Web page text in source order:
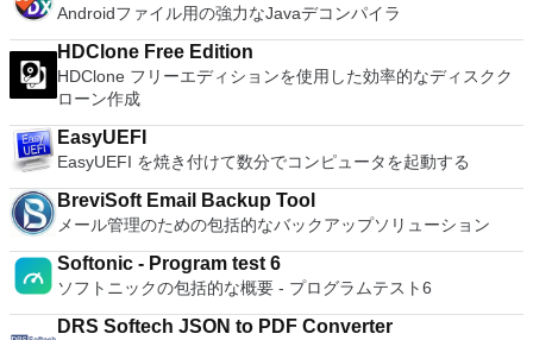
Androidファイル用の強力なJavaデコンパイラ
HDClone Free Edition
HDClone フリーエディションを使用した効率的なディスクク
ローン作成
EasyUEFI
EasyUEFI を焼き付けて数分でコンピュータを起動する
BreviSoft Email Backup Tool
メール管理のための包括的なバックアップソリューション
Softonic - Program test 6
ソフトニックの包括的な概要 - プログラムテスト6
DRS Softech JSON to PDF Converter